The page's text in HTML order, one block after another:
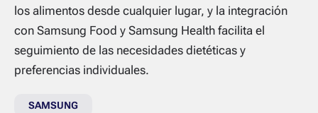
los alimentos desde cualquier lugar, y la integración
con Samsung Food y Samsung Health facilita el
seguimiento de las necesidades dietéticas y
preferencias individuales.
SAMSUNG